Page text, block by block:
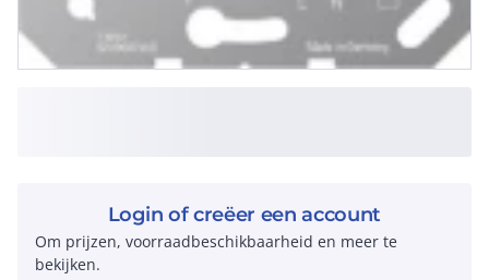
Login of creëer een account
Om prijzen, voorraadbeschikbaarheid en meer te
bekijken.